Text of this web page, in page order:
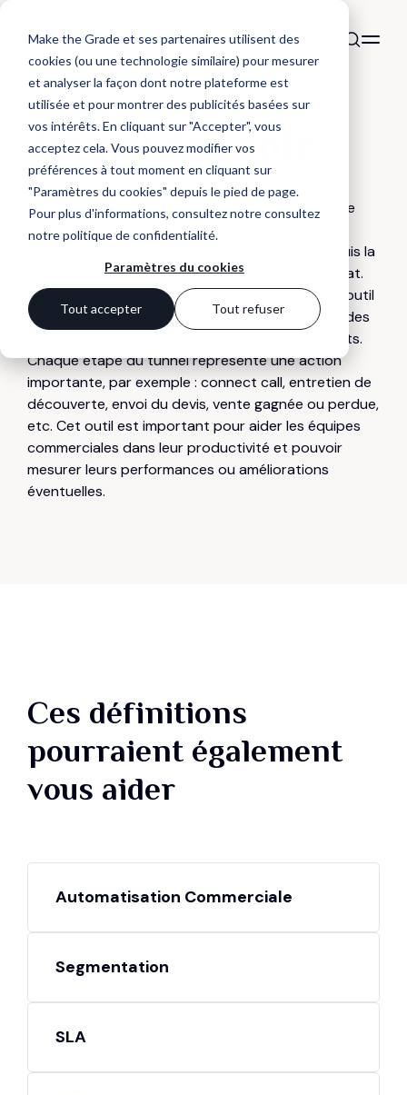
Make the Grade et ses partenaires utilisent des
cookies (ou une technologie similaire) pour mesurer
et analyser la façon dont notre plateforme est
utilisée et pour montrer des publicités basées sur
vos intérêts. En cliquant sur "Accepter", vous
acceptez cela. Vous pouvez modifier vos
préférences à tout moment en cliquant sur
"Paramètres du cookies" depuis le pied de page.
Pour plus d'informations, consultez notreconsultez
notre politique de confidentialité.
Paramètres du cookies
Tout accepter Tout refuser
DÉFINITION
Tunnel de vente
Tunnel de vente : modélisation d'un processus de
vente d'une entreprise. L'objectif des équipes
commerciales est de guider des prospects depuis la
détection d'une opportunité jusque l'acte d'achat.
Le tunnel de vente peut être utilisé au sein d'un outil
CRM pour suivre en temps réel les différents stades
dans lesquels se trouvent les prospects et clients.
Chaque étape du tunnel représente une action
importante, par exemple : connect call, entretien de
découverte, envoi du devis, vente gagnée ou perdue,
etc. Cet outil est important pour aider les équipes
commerciales dans leur productivité et pouvoir
mesurer leurs performances ou améliorations
éventuelles.
Ces définitions
pourraient également
vous aider
Automatisation Commerciale
Segmentation
SLA